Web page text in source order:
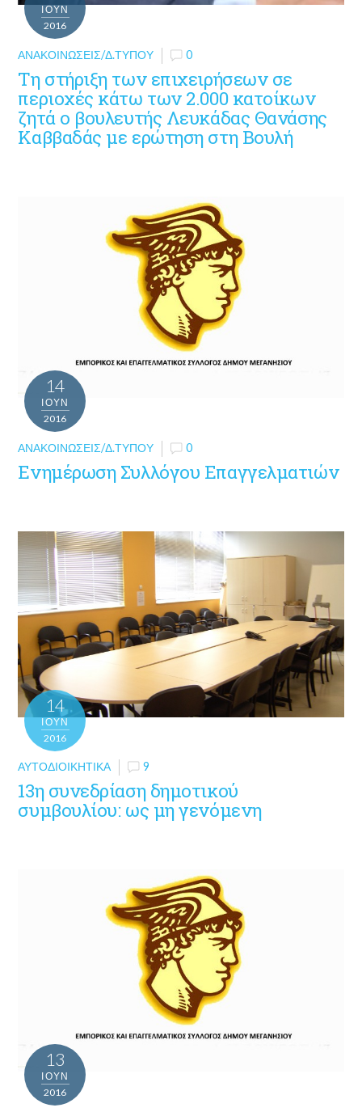
ΙΟΎΝ
2016
ΑΝΑΚΟΙΝΏΣΕΙΣ/Δ.ΤΎΠΟΥ 0
Τη στήριξη των επιχειρήσεων σε
περιοχές κάτω των 2.000 κατοίκων
ζητά ο βουλευτής Λευκάδας Θανάσης
Καββαδάς με ερώτηση στη Βουλή
14
ΙΟΎΝ
2016
ΑΝΑΚΟΙΝΏΣΕΙΣ/Δ.ΤΎΠΟΥ 0
Ενημέρωση Συλλόγου Επαγγελματιών
14
ΙΟΎΝ
2016
ΑΥΤΟΔΙΟΙΚΗΤΙΚΆ 9
13η συνεδρίαση δημοτικού
συμβουλίου: ως μη γενόμενη
13
ΙΟΎΝ
2016